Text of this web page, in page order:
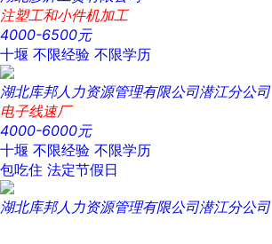
注塑工和小件机加工
4000-6500元
十堰 不限经验 不限学历
湖北库邦人力资源管理有限公司潜江分公司
电子线速厂
4000-6000元
十堰 不限经验 不限学历
包吃住 法定节假日
湖北库邦人力资源管理有限公司潜江分公司